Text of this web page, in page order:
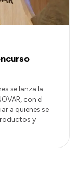
se lanza la
con el
a quienes se
y